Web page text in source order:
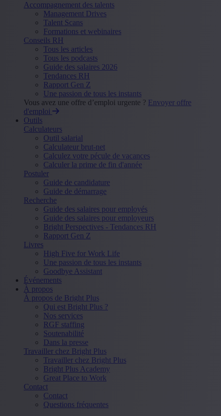
Accompagnement des talents
Management Drives
Talent Scans
Formations et webinaires
Conseils RH
Tous les articles
Tous les podcasts
Guide des salaires 2026
Tendances RH
Rapport Gen Z
Une passion de tous les instants
Vous avez une offre d’emploi urgente ? Envoyer offre
d'emploi
Outils
Calculateurs
Outil salarial
Calculateur brut-net
Calculez votre pécule de vacances
Calculer la prime de fin d'année
Postuler
Guide de candidature
Guide de démarrage
Recherche
Guide des salaires pour employés
Guide des salaires pour employeurs
Bright Perspectives - Tendances RH
Rapport Gen Z
Livres
High Five for Work Life
Une passion de tous les instants
Goodbye Assistant
Événements
À propos
À propos de Bright Plus
Qui est Bright Plus ?
Nos services
RGF staffing
Soutenabilité
Dans la presse
Travailler chez Bright Plus
Travailler chez Bright Plus
Bright Plus Academy
Great Place to Work
Contact
Contact
Questions fréquentes